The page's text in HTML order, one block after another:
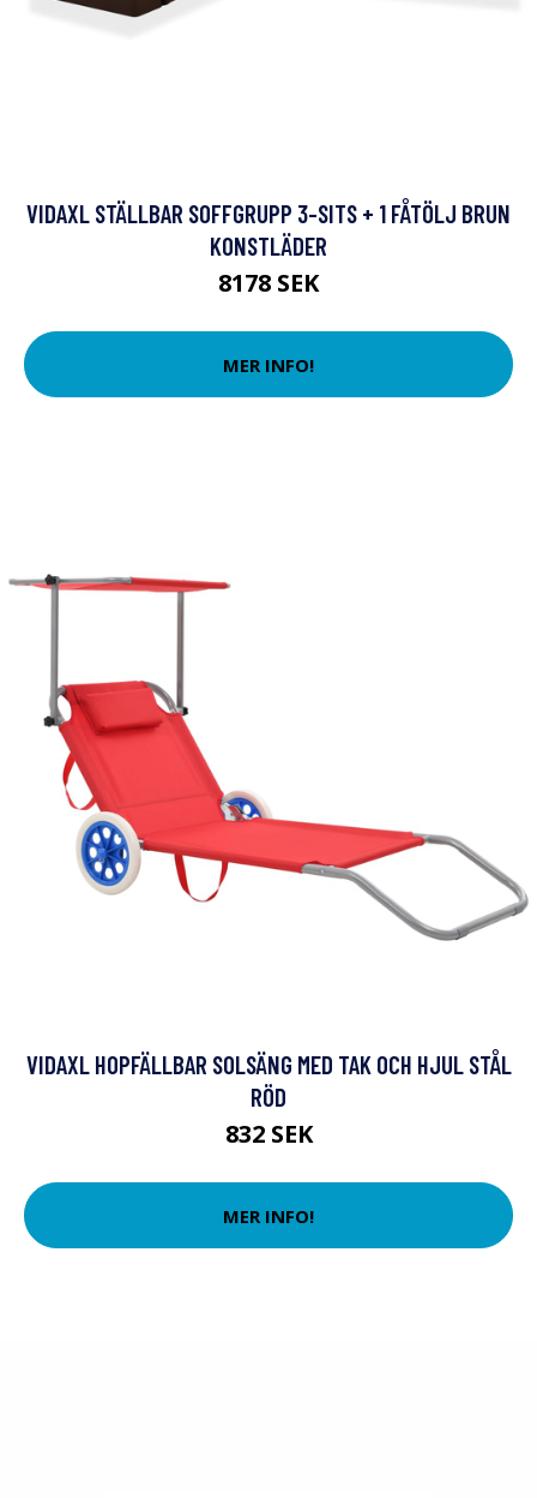
VIDAXL STÄLLBAR SOFFGRUPP 3-SITS + 1 FÅTÖLJ BRUN
KONSTLÄDER
8178 SEK
MER INFO!
VIDAXL HOPFÄLLBAR SOLSÄNG MED TAK OCH HJUL STÅL
RÖD
832 SEK
MER INFO!